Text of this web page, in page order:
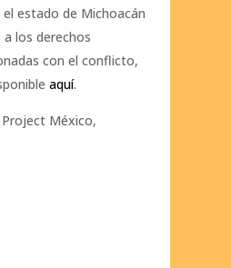
estado de Michoacán
los derechos
con el conflicto,
aquí.
México,